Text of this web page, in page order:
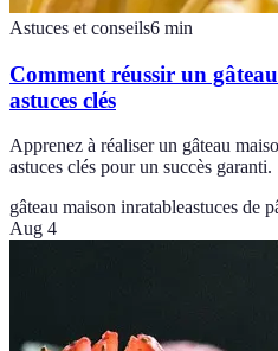
Astuces et conseils6 min
Comment réussir un
astuces clés
Apprenez à réaliser un gâteau
astuces clés pour un succès garanti.
gâteau maison inratableastuces de
Aug 4